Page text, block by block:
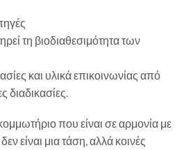
τη βιοδιαθεσιμότητα των
και υλικά επικοινωνίας από
διαδικασίες.
που είναι σε αρμονία με
είναι μια τάση, αλλά κοινές